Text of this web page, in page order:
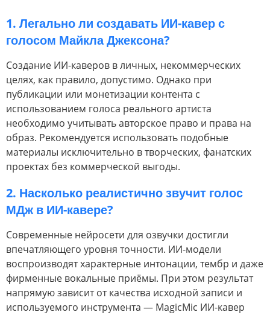
1. Легально ли создавать ИИ-кавер с
голосом Майкла Джексона?
Создание ИИ-каверов в личных, некоммерческих
целях, как правило, допустимо. Однако при
публикации или монетизации контента с
использованием голоса реального артиста
необходимо учитывать авторское право и права на
образ. Рекомендуется использовать подобные
материалы исключительно в творческих, фанатских
проектах без коммерческой выгоды.
2. Насколько реалистично звучит голос
МДж в ИИ-кавере?
Современные нейросети для озвучки достигли
впечатляющего уровня точности. ИИ-модели
воспроизводят характерные интонации, тембр и даже
фирменные вокальные приёмы. При этом результат
напрямую зависит от качества исходной записи и
используемого инструмента — MagicMic ИИ-кавер